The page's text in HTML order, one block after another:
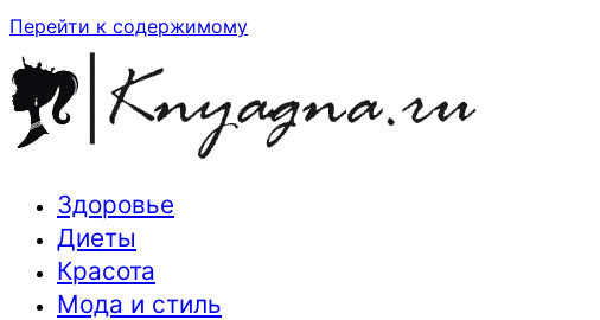
Перейти к содержимому
Траектория здоровья и красоты
Здоровье
Диеты
Красота
Мода и стиль